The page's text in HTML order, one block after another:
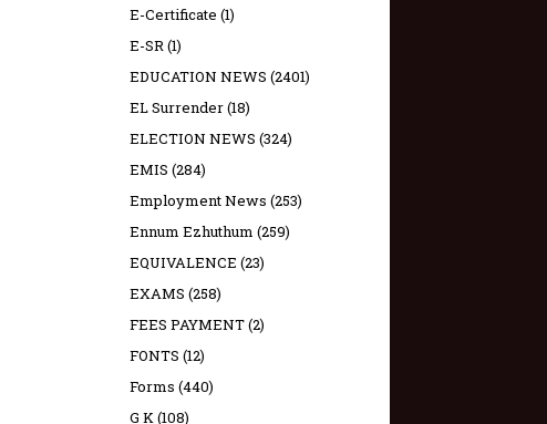
E-Certificate (1)
E-SR(1)
EDUCATION NEWS (2401)
EL Surrender(18)
ELECTION NEWS (324)
EMIS (284)
Employment News (253)
Ennum Ezhuthum (259)
EQUIVALENCE (23)
EXAMS (258)
FEES PAYMENT(2)
FONTS (12)
Forms (440)
G K(108)